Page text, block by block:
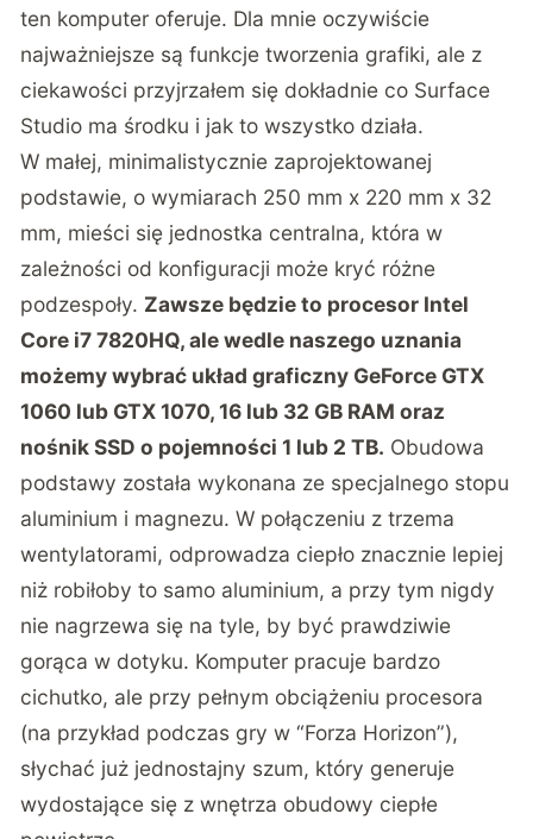
ten komputer oferuje. Dla mnie oczywiście
najważniejsze są funkcje tworzenia grafiki, ale z
ciekawości przyjrzałem się dokładnie co Surface
Studio ma środku i jak to wszystko działa.
W małej, minimalistycznie zaprojektowanej
podstawie, o wymiarach 250 mm x 220 mm x 32
mm, mieści się jednostka centralna, która w
zależności od konfiguracji może kryć różne
podzespoły. Zawsze będzie to procesor Intel
Core i7 7820HQ, ale wedle naszego uznania
możemy wybrać układ graficzny GeForce GTX
1060 lub GTX 1070, 16 lub 32 GB RAM oraz
nośnik SSD o pojemności 1 lub 2 TB. Obudowa
podstawy została wykonana ze specjalnego stopu
aluminium i magnezu. W połączeniu z trzema
wentylatorami, odprowadza ciepło znacznie lepiej
niż robiłoby to samo aluminium, a przy tym nigdy
nie nagrzewa się na tyle, by być prawdziwie
gorąca w dotyku. Komputer pracuje bardzo
cichutko, ale przy pełnym obciążeniu procesora
(na przykład podczas gry w “Forza Horizon”),
słychać już jednostajny szum, który generuje
wydostające się z wnętrza obudowy ciepłe